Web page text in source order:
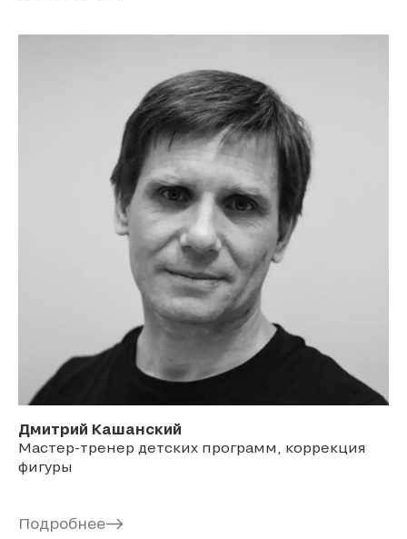
Дмитрий Кашанский
Мастер-тренер детских программ, коррекция
фигуры
Подробнее